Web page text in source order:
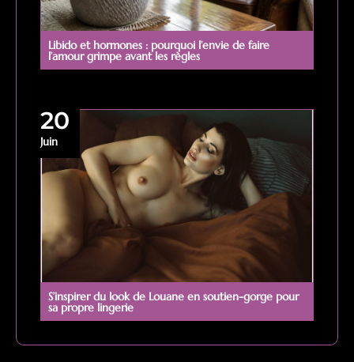
Libido et hormones : pourquoi l’envie de faire
l’amour grimpe avant les règles
20
Juin
S’inspirer du look de Louane en soutien-gorge pour
sa propre lingerie